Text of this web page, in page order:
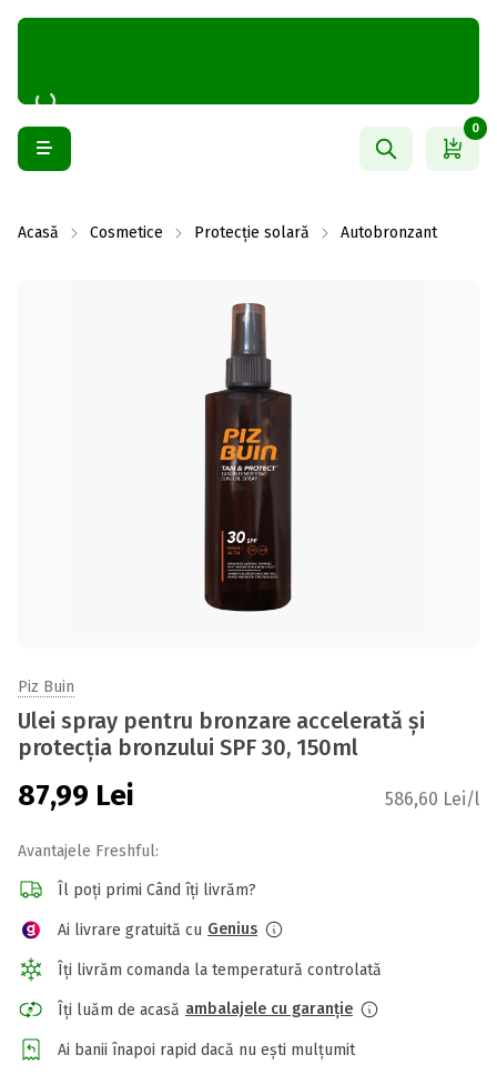
0
Acasă Cosmetice Protecție solară Autobronzant
Piz Buin
Ulei spray pentru bronzare accelerată și
protecția bronzului SPF 30, 150ml
87,99 Lei 586,60 Lei/l
Avantajele Freshful:
Îl poți primi Când îți livrăm?
Ai livrare gratuită cu Genius
Îți livrăm comanda la temperatură controlată
Îți luăm de acasă ambalajele cu garanție
Ai banii înapoi rapid dacă nu ești mulțumit